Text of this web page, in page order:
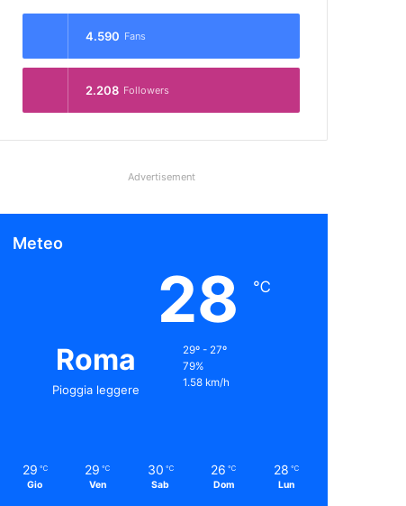
4.590 Fans
2.208 Followers
Advertisement
Meteo
Roma
Pioggia leggere
28 ℃
29º - 27º
79%
1.58 km/h
29 ℃
Gio
29 ℃
Ven
30 ℃
Sab
26 ℃
Dom
28 ℃
Lun